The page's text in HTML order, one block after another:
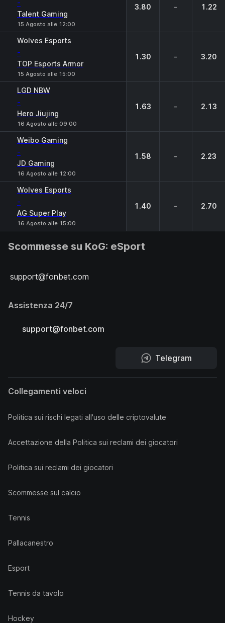
-
Talent Gaming
15 Agosto alle 12:00
3.80 - 1.22
Wolves Esports
-
TOP Esports Armor
15 Agosto alle 15:00
1.30 - 3.20
LGD NBW
-
Hero Jiujing
16 Agosto alle 09:00
1.63 - 2.13
Weibo Gaming
-
JD Gaming
16 Agosto alle 12:00
1.58 - 2.23
Wolves Esports
-
AG Super Play
16 Agosto alle 15:00
1.40 - 2.70
Scommesse su KoG: eSport
support@fonbet.com
Assistenza 24/7
support@fonbet.com
Telegram
Collegamenti veloci
Politica sui rischi legati all'uso delle criptovalute
Accettazione della Politica sui reclami dei giocatori
Politica sui reclami dei giocatori
Scommesse sul calcio
Tennis
Pallacanestro
Esport
Tennis da tavolo
Hockey